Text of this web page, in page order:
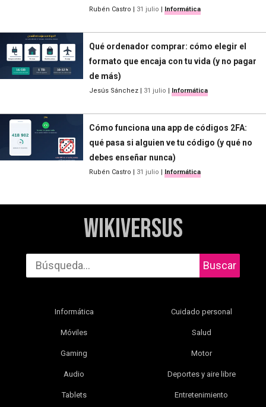
Rubén Castro | 31 julio | Informática
Qué ordenador comprar: cómo elegir el
formato que encaja con tu vida (y no pagar
de más)
Jesús Sánchez | 31 julio | Informática
Cómo funciona una app de códigos 2FA:
qué pasa si alguien ve tu código (y qué no
debes enseñar nunca)
Rubén Castro | 31 julio | Informática
WikiVersus
Buscar
Informática
Móviles
Gaming
Audio
Tablets
Cuidado personal
Salud
Motor
Deportes y aire libre
Entretenimiento